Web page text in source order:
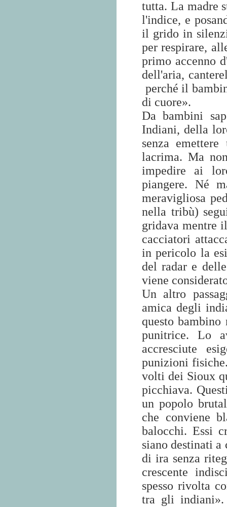
tutta. La madre
l'indice, e
il grido in
per respirare,
primo accenno
dell'aria,
perché il
di cuore».
Da bambini
Indiani, della
senza
lacrima. Ma
impedire ai
piangere. Né
meravigliosa
nella tribù)
gridava mentre
cacciatori
in pericolo la
del radar e
viene
Un altro
amica degli
questo bambino
punitrice. Lo
accresciute
punizioni
volti dei Sioux
picchiava.
un popolo
che conviene
balocchi. Essi
siano destinati a
di ira senza
crescente
spesso rivolta
tra gli indiani».